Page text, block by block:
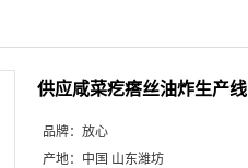
供应咸菜疙瘩丝油炸生产线
品牌： 放心
产地： 中国 山东潍坊